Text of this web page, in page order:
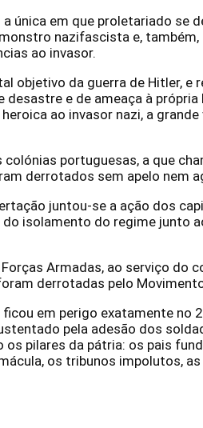
a única em que proletariado se
nazifascista e,
ao invasor.
objetivo da guerra de Hitler, e
e de ameaça à própria
ao invasor nazi, a grande
portuguesas, a que
derrotados sem apelo nem
juntou-se a ação dos
isolamento do regime junto
Armadas, ao serviço do
derrotadas pelo
em perigo exatamente no
pela adesão dos
os pilares da pátria: os pais
os tribunos impolutos,